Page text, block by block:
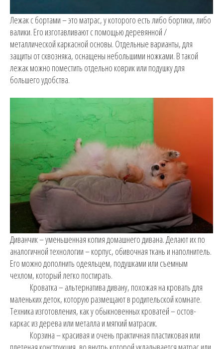
Лежак с бортами – это матрас, у которого есть либо бортики, либо
валики. Его изготавливают с помощью деревянной /
металлической каркасной основы. Отдельные варианты, для
защиты от сквозняка, оснащены небольшими ножками. В такой
лежак можно поместить отдельно коврик или подушку для
большего удобства.
Диванчик – уменьшенная копия домашнего дивана. Делают их по
аналогичной технологии – корпус, обивочная ткань и наполнитель.
Его можно дополнить одеяльцем, подушками или съемным
чехлом, который легко постирать.
Кроватка – альтернатива дивану, похожая на кровать для
маленьких деток, которую размещают в родительской комнате.
Техника изготовления, как у обыкновенных кроватей – остов-
каркас из дерева или металла и мягкий матрасик.
Корзина – красивая и очень практичная пластиковая или